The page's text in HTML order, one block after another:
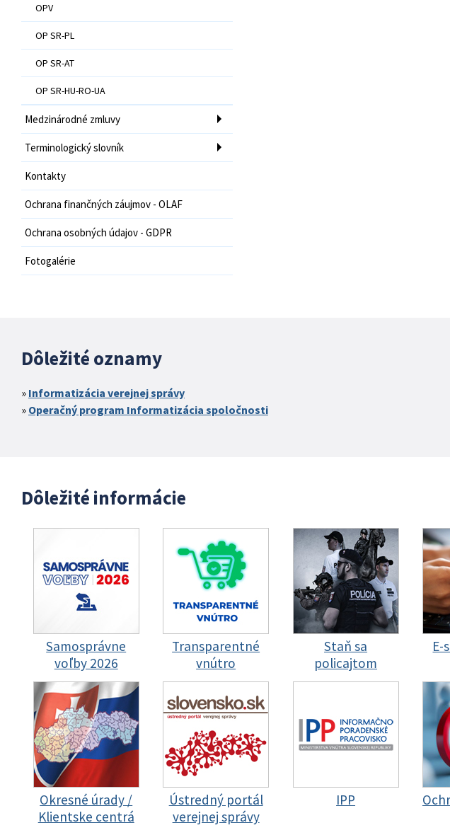
OPV
OP SR-PL
OP SR-AT
OP SR-HU-RO-UA
Medzinárodné zmluvy
Terminologický slovník
Kontakty
Ochrana finančných záujmov - OLAF
Ochrana osobných údajov - GDPR
Fotogalérie
Dôležité oznamy
Informatizácia verejnej správy
Operačný program Informatizácia spoločnosti
Dôležité informácie
Samosprávne
voľby 2026
Transparentné
vnútro
Staň sa
policajtom
E-
Okresné úrady /
Klientske centrá
Ústredný portál
verejnej správy
IPP